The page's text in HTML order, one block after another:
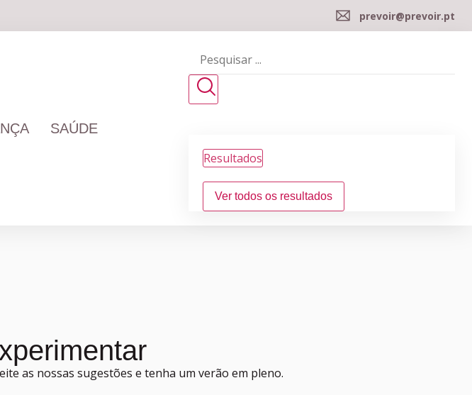
prevoir@prevoir.pt
SAÚDE
Resultados
Ver todos os resultados
as nossas sugestões e tenha um verão em pleno.